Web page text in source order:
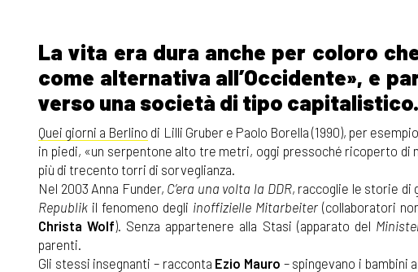
La vita era dura anche per coloro
come alternativa all’Occidente», e
verso una società di tipo capitalistico.
Quei giorni a Berlino di Lilli Gruber e Paolo Borella (1990), per
in piedi, «un serpentone alto tre metri, oggi pressoché ricoperto
più di trecento torri di sorveglianza.
Nel 2003 Anna Funder, C’era una volta la DDR, raccoglie le storie di
Republik il fenomeno degli inoffizielle Mitarbeiter (collaboratori
Christa Wolf). Senza appartenere alla Stasi (apparato del
parenti.
Gli stessi insegnanti – racconta Ezio Mauro – spingevano i bambini